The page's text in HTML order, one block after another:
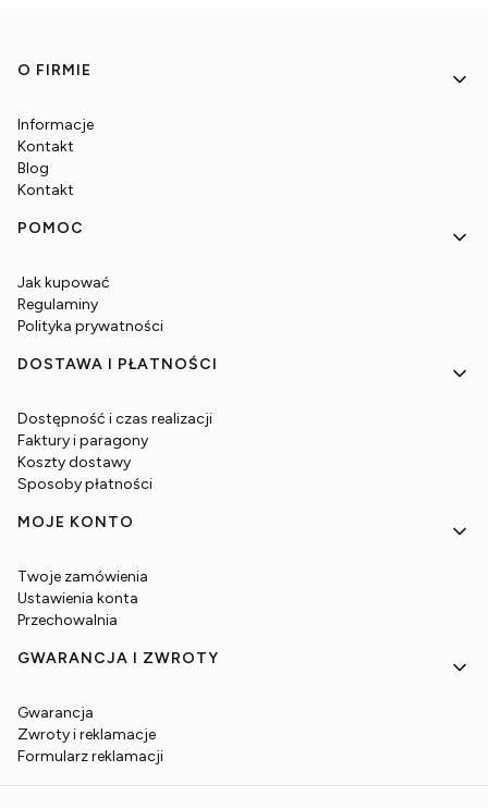
Linki w stopce
O FIRMIE
Informacje
Kontakt
Blog
Kontakt
POMOC
Jak kupować
Regulaminy
Polityka prywatności
DOSTAWA I PŁATNOŚCI
Dostępność i czas realizacji
Faktury i paragony
Koszty dostawy
Sposoby płatności
MOJE KONTO
Twoje zamówienia
Ustawienia konta
Przechowalnia
GWARANCJA I ZWROTY
Gwarancja
Zwroty i reklamacje
Formularz reklamacji